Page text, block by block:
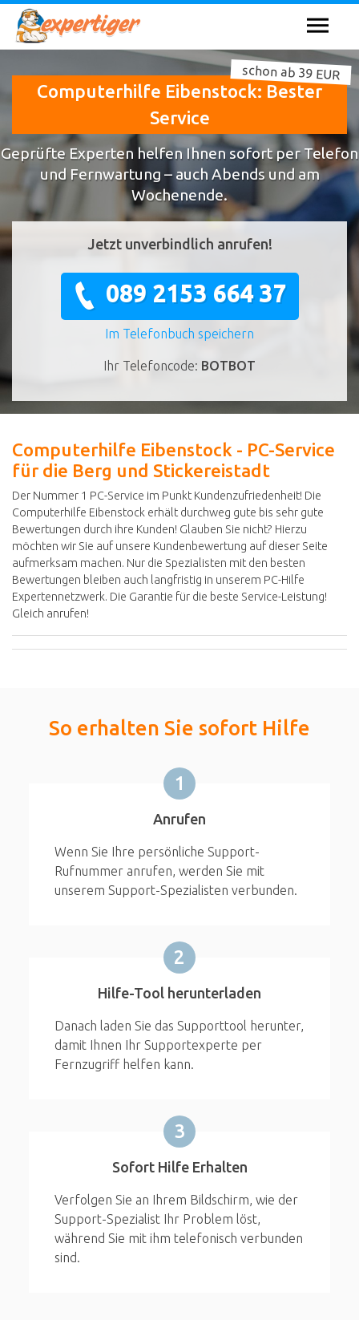
Computerhilfe Eibenstock: Bester
Service
schon ab 39 EUR
Geprüfte Experten helfen Ihnen sofort per Telefon
und Fernwartung – auch Abends und am
Wochenende.
Jetzt unverbindlich anrufen!
089 2153 664 37
Im Telefonbuch speichern
Ihr Telefoncode: BOTBOT
Computerhilfe Eibenstock - PC-Service
für die Berg und Stickereistadt
Der Nummer 1 PC-Service im Punkt Kundenzufriedenheit! Die
Computerhilfe Eibenstock erhält durchweg gute bis sehr gute
Bewertungen durch ihre Kunden! Glauben Sie nicht? Hierzu
möchten wir Sie auf unsere Kundenbewertung auf dieser Seite
aufmerksam machen. Nur die Spezialisten mit den besten
Bewertungen bleiben auch langfristig in unserem PC-Hilfe
Expertennetzwerk. Die Garantie für die beste Service-Leistung!
Gleich anrufen!
So erhalten Sie sofort Hilfe
1
Anrufen
Wenn Sie Ihre persönliche Support-
Rufnummer anrufen, werden Sie mit
unserem Support-Spezialisten verbunden.
2
Hilfe-Tool herunterladen
Danach laden Sie das Supporttool herunter,
damit Ihnen Ihr Supportexperte per
Fernzugriff helfen kann.
3
Sofort Hilfe Erhalten
Verfolgen Sie an Ihrem Bildschirm, wie der
Support-Spezialist Ihr Problem löst,
während Sie mit ihm telefonisch verbunden
sind.